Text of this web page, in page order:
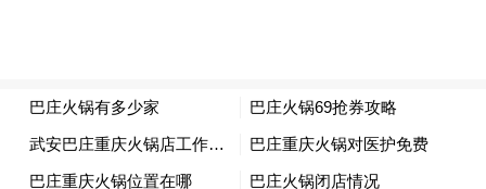
在此基础上，该项目深度融合数字孪生与AI